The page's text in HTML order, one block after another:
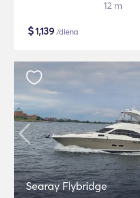
12 m
$1,139 /diena
Searay Flybridge